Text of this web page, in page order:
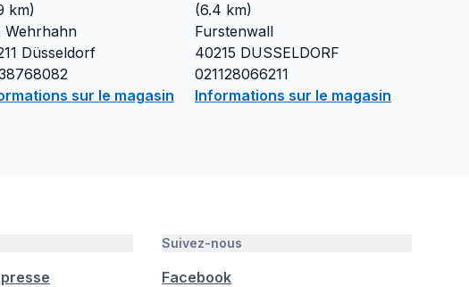
km)
Wehrhahn
Düsseldorf
sur le magasin
(6.4 km)
Furstenwall
40215 DUSSELDORF
021128066211
Informations sur le magasin
Suivez-nous
Facebook